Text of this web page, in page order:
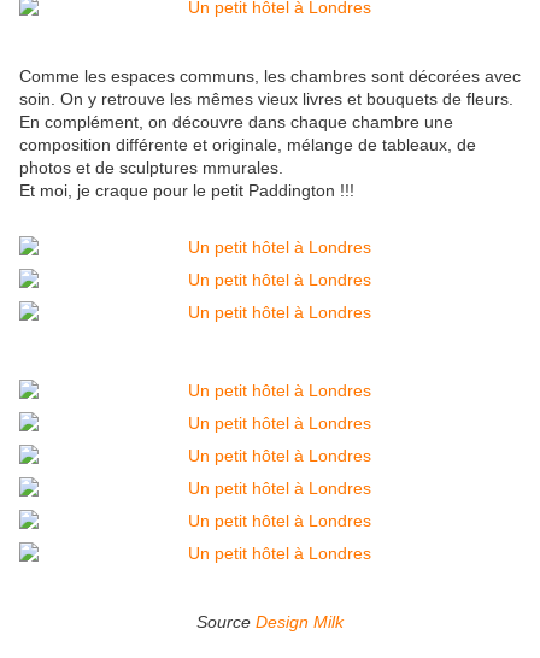
Comme les espaces communs, les chambres sont décorées avec
soin. On y retrouve les mêmes vieux livres et bouquets de fleurs.
En complément, on découvre dans chaque chambre une
composition différente et originale, mélange de tableaux, de
photos et de sculptures mmurales.
Et moi, je craque pour le petit Paddington !!!
Source Design Milk